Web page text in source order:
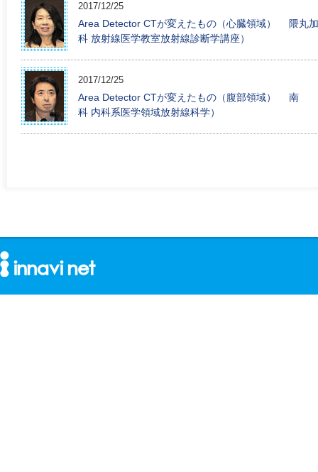
2017/12/25
Area Detector CTが変えたもの（心臓領域） 隈丸
科 放射線医学教室放射線診断学講座）
2017/12/25
Area Detector CTが変えたもの（腹部領域） 南
科 内科系医学領域放射線科学）